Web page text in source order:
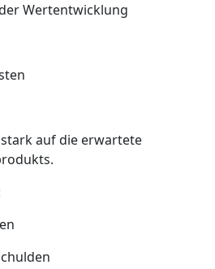
Wertentwicklung
auf die erwartete